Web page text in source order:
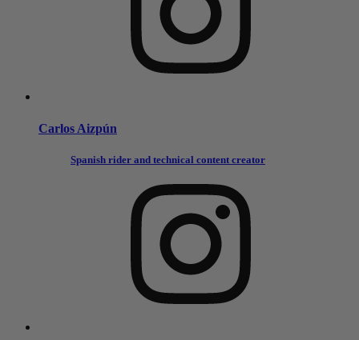
Carlos Aizpún
Spanish rider and technical content creator